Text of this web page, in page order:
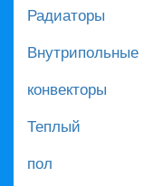
Радиаторы
Внутрипольные
конвекторы
Теплый
пол